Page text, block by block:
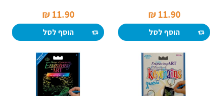
11.90 ₪‎
הוסף לסל
11.90 ₪‎
הוסף לסל